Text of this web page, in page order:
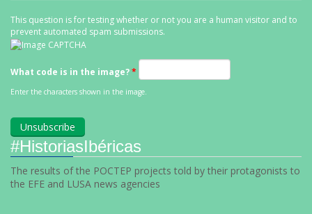
This question is for testing whether or not you are a human visitor and to
prevent automated spam submissions.
What code is in the image?*
Enter the characters shown in the image.
#HistoriasIbéricas
The results of the POCTEP projects told by their protagonists to
the EFE and LUSA news agencies